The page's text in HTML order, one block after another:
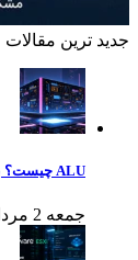
جدید ترین مقالات
ALU چیست؟ بهترین اموزش واحد محاسبه و منطق پردازنده
جمعه 2 مرداد 1405